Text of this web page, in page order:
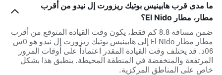
ما مدى قرب هابينيس بوتيك ريزورت إل نيدو من أقرب
مطار، مطار El Nido؟
ضمن مسافة 8.8 كم فقط، يكون وقت القيادة المتوقع من أقرب
مطار مطار El Nido إلى هابينيس بوتيك ريزورت إل نيدو هو 0س
06د. قد يختلف وقت القيادة المقدر اعتماداً على أوقات المرور
المرتفعة والمنخفضة في المنطقة المحيطة. ينطبق هذا بشكل
خاص على المناطق المركزية.